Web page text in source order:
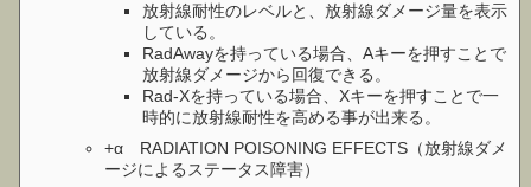
放射線耐性のレベルと、放射線ダメージ量を表示
している。
RadAwayを持っている場合、Aキーを押すことで
放射線ダメージから回復できる。
Rad-Xを持っている場合、Xキーを押すことで一
時的に放射線耐性を高める事が出来る。
+α RADIATION POISONING EFFECTS（放射線ダメ
ージによるステータス障害）